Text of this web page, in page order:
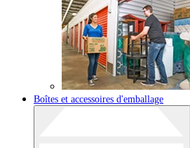
Boîtes et accessoires d'emballage